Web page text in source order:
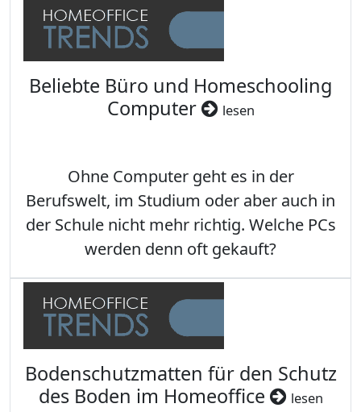
Beliebte Büro und Homeschooling
Computer
lesen
Ohne Computer geht es in der
Berufswelt, im Studium oder aber auch in
der Schule nicht mehr richtig. Welche PCs
werden denn oft gekauft?
Bodenschutzmatten für den Schutz
des Boden im Homeoffice
lesen